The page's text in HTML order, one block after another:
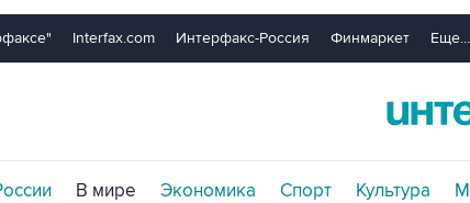
Interfax.com Интерфакс-Россия Финмаркет Еще...
В мире Экономика Спорт Культура